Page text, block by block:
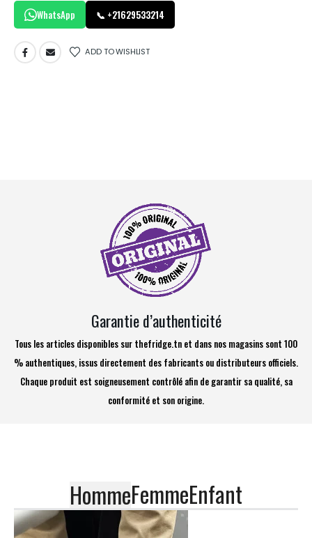
WhatsApp 📞 +21629533214
ADD TO WISHLIST
Garantie d’authenticité
Tous les articles disponibles sur thefridge.tn et dans nos magasins sont 100
% authentiques, issus directement des fabricants ou distributeurs officiels.
Chaque produit est soigneusement contrôlé afin de garantir sa qualité, sa
conformité et son origine.
HommeFemmeEnfant